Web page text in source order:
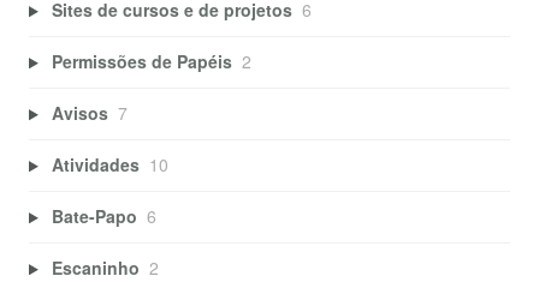
Sites de cursos e de projetos 6
Permissões de Papéis 2
Avisos 7
Atividades 10
Bate-Papo 6
Escaninho 2